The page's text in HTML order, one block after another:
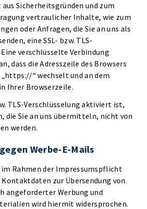
Sicherheitsgründen und zum
vertraulicher Inhalte, wie zum
oder Anfragen, die Sie an uns als
eine SSL- bzw. TLS-
verschlüsselte Verbindung
dass die Adresszeile des Browsers
“ wechselt und an dem
Ihrer Browserzeile.
TLS-Verschlüsselung aktiviert ist,
die Sie an uns übermitteln, nicht von
werden.
Werbe-E-Mails
im Rahmen der Impressumspflicht
zur Übersendung von
angeforderter Werbung und
wird hiermit widersprochen.